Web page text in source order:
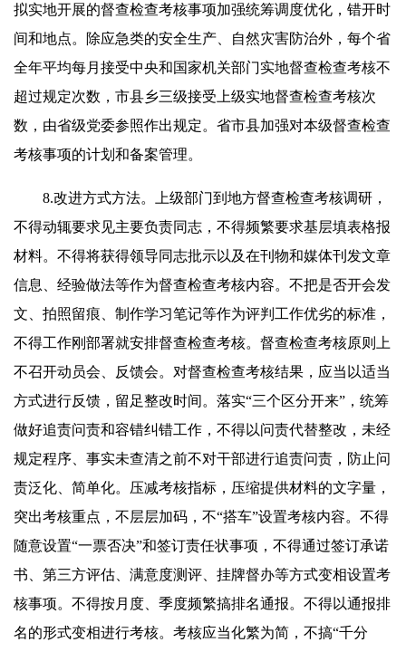
拟实地开展的督查检查考核事项加强统筹调度优化，错开时
间和地点。除应急类的安全生产、自然灾害防治外，每个省
全年平均每月接受中央和国家机关部门实地督查检查考核不
超过规定次数，市县乡三级接受上级实地督查检查考核次
数，由省级党委参照作出规定。省市县加强对本级督查检查
考核事项的计划和备案管理。
8.改进方式方法。上级部门到地方督查检查考核调研，
不得动辄要求见主要负责同志，不得频繁要求基层填表格报
材料。不得将获得领导同志批示以及在刊物和媒体刊发文章
信息、经验做法等作为督查检查考核内容。不把是否开会发
文、拍照留痕、制作学习笔记等作为评判工作优劣的标准，
不得工作刚部署就安排督查检查考核。督查检查考核原则上
不召开动员会、反馈会。对督查检查考核结果，应当以适当
方式进行反馈，留足整改时间。落实“三个区分开来”，统筹
做好追责问责和容错纠错工作，不得以问责代替整改，未经
规定程序、事实未查清之前不对干部进行追责问责，防止问
责泛化、简单化。压减考核指标，压缩提供材料的文字量，
突出考核重点，不层层加码，不“搭车”设置考核内容。不得
随意设置“一票否决”和签订责任状事项，不得通过签订承诺
书、第三方评估、满意度测评、挂牌督办等方式变相设置考
核事项。不得按月度、季度频繁搞排名通报。不得以通报排
名的形式变相进行考核。考核应当化繁为简，不搞“千分